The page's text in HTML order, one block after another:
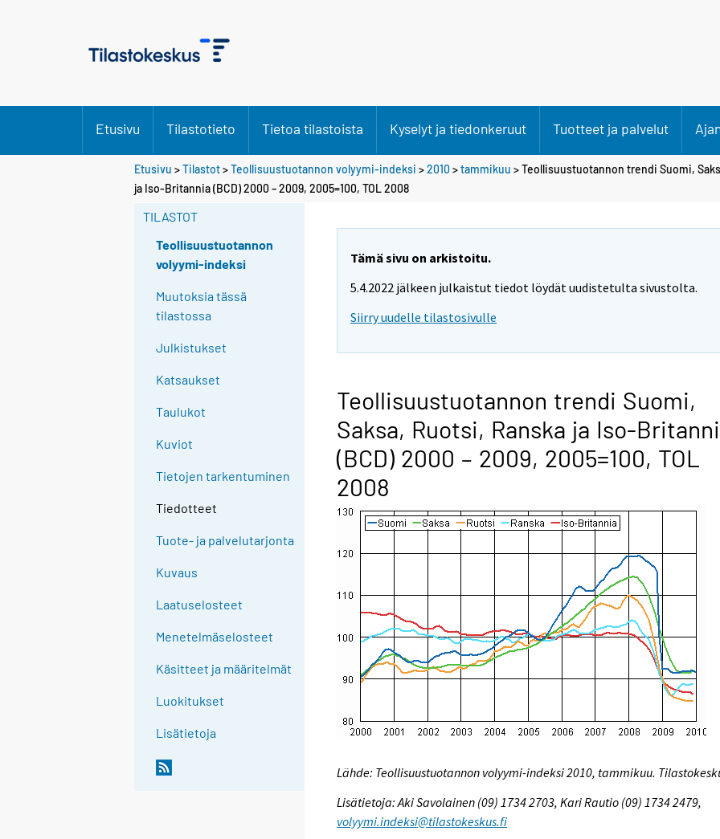
Etusivu Tilastotieto Tietoa tilastoista Kyselyt ja tiedonkeruut Tuotteet ja palvelut
Etusivu >Tilastot>Teollisuustuotannon volyymi-indeksi >2010 >tammikuu > Teollisuustuotannon trendi Suomi,
ja Iso-Britannia (BCD) 2000 – 2009, 2005=100, TOL 2008
TILASTOT
Teollisuustuotannon
volyymi-indeksi
Muutoksia tässä
tilastossa
Julkistukset
Katsaukset
Taulukot
Kuviot
Tietojen tarkentuminen
Tiedotteet
Tuote- ja palvelutarjonta
Kuvaus
Laatuselosteet
Menetelmäselosteet
Käsitteet ja määritelmät
Luokitukset
Lisätietoja
Tämä sivu on arkistoitu.
5.4.2022 jälkeen julkaistut tiedot löydät uudistetulta sivustolta.
Siirry uudelle tilastosivulle
Teollisuustuotannon trendi Suomi,
Saksa, Ruotsi, Ranska ja Iso-
(BCD) 2000 – 2009, 2005=100, TOL
2008
Lähde: Teollisuustuotannon volyymi-indeksi 2010, tammikuu.
Lisätietoja: Aki Savolainen (09) 1734 2703, Kari Rautio (09) 1734 2479,
volyymi.indeksi@tilastokeskus.fi